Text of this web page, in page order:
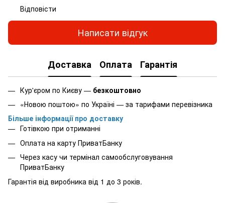
Відповісти
Написати відгук
Доставка Оплата Гарантія
Кур'єром по Києву — безкоштовно
«Новою поштою» по Україні — за тарифами перевізника
Більше інформації про доставку
Готівкою при отриманні
Оплата на карту ПриватБанку
Через касу чи термінал самообслуговування
ПриватБанку
Гарантія від виробника від 1 до 3 років.